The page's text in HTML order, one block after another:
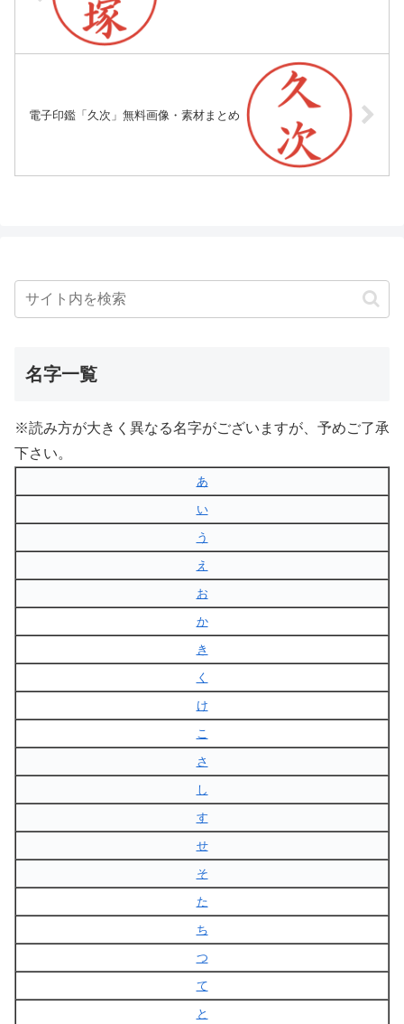
電子印鑑「久次」無料画像・素材まとめ
名字一覧
※読み方が大きく異なる名字がございますが、予めご了承
下さい。
あ
い
う
え
お
か
き
く
け
こ
さ
し
す
せ
そ
た
ち
つ
て
と